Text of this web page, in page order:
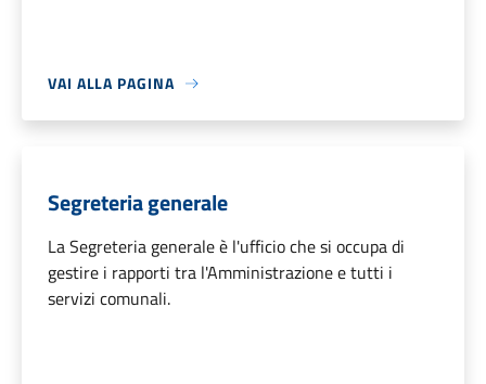
VAI ALLA PAGINA
Segreteria generale
La Segreteria generale è l'ufficio che si occupa di
gestire i rapporti tra l'Amministrazione e tutti i
servizi comunali.